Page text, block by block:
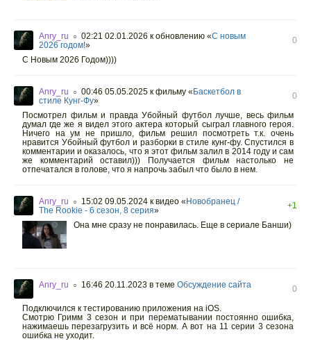
Anry_ru ○ 02:21 02.01.2026 к обновлению «С новым
2026 годом!»
0
C Новым 2026 Годом))))
Anry_ru ○ 00:46 05.05.2025 к фильму « Баскетбол в
стиле Кунг-Фу»
0
Посмотрел фильм и правда Убойный футбол лучше, весь фильм
думал где же я видел этого актера который сыграл главного героя.
Ничего на ум не пришло, фильм решил посмотреть т.к. очень
нравится Убойный футбол и разборки в стиле кунг-фу. Спустился в
комментарии и оказалось, что я этот фильм залил в 2014 году и сам
же комментарий оставил))) Получается фильм настолько не
отпечатался в голове, что я напрочь забыл что было в нем.
Anry_ru ○ 15:02 09.05.2024 к видео « Новобранец /
The Rookie - 6 сезон, 8 серия»
+1
Она мне сразу не понравилась. Еще в сериале Банши)
Anry_ru ○ 16:46 20.11.2023 в теме Обсуждение сайта
0
Подключился к тестированию приложения на iOS.
Смотрю Гримм 3 сезон и при перематывании постоянно ошибка,
нажимаешь перезагрузить и всё норм. А вот на 11 серии 3 сезона
ошибка не уходит.